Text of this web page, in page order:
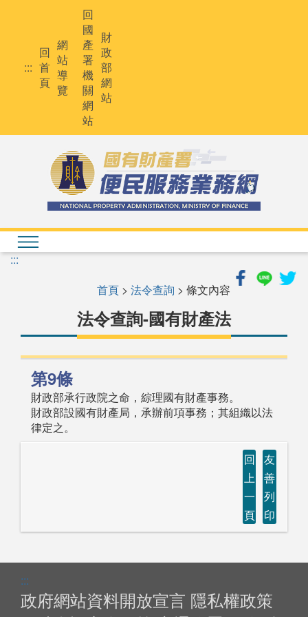
:::
回
首
頁
網
站
導
覽
回
國
產
署
機
關
網
站
財
政
部
網
站
:::
首頁 > 法令查詢 > 條文內容
法令查詢-國有財產法
第9條
財政部承行政院之命，綜理國有財產事務。
財政部設國有財產局，承辦前項事務；其組織以法
律定之。
回
上
一
頁
友
善
列
印
:::
政府網站資料開放宣言 隱私權政策